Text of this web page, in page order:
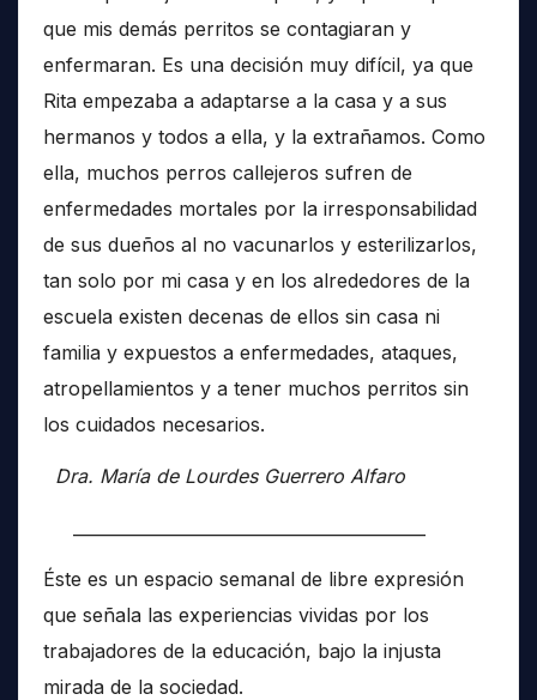
que mis demás perritos se contagiaran y
enfermaran. Es una decisión muy difícil, ya que
Rita empezaba a adaptarse a la casa y a sus
hermanos y todos a ella, y la extrañamos. Como
ella, muchos perros callejeros sufren de
enfermedades mortales por la irresponsabilidad
de sus dueños al no vacunarlos y esterilizarlos,
tan solo por mi casa y en los alrededores de la
escuela existen decenas de ellos sin casa ni
familia y expuestos a enfermedades, ataques,
atropellamientos y a tener muchos perritos sin
los cuidados necesarios.
Dra. María de Lourdes Guerrero Alfaro
Éste es un espacio semanal de libre expresión
que señala las experiencias vividas por los
trabajadores de la educación, bajo la injusta
mirada de la sociedad.